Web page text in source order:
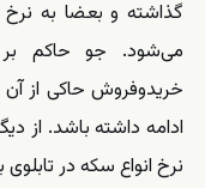
می‌شود. جو حاکم بر
خریدوفروش حاکی از
ادامه داشته باشد. از
نرخ انواع سکه در